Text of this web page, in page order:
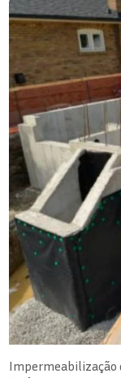
Impermeabilização